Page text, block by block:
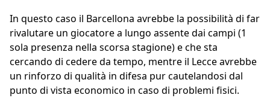
In questo caso il Barcellona avrebbe la possibilità di far
rivalutare un giocatore a lungo assente dai campi (1
sola presenza nella scorsa stagione) e che sta
cercando di cedere da tempo, mentre il Lecce avrebbe
un rinforzo di qualità in difesa pur cautelandosi dal
punto di vista economico in caso di problemi fisici.